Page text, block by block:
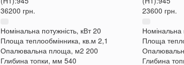
36200 грн.
Номінальна потужність, кВт 20
Площа теплообмінника, кв.м 2,1
Опалювальна площа, м2 200
Глибина топки, мм 540
23600 грн.
Номінальна
Площа
Глибина